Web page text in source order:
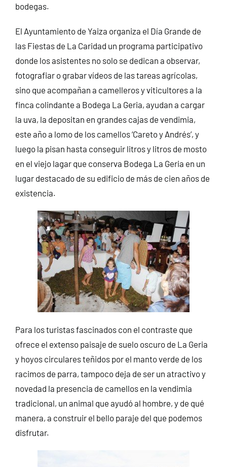
bodegas.
El Ayuntamiento de Yaiza organiza el Día Grande de
las Fiestas de La Caridad un programa participativo
donde los asistentes no solo se dedican a observar,
fotografiar o grabar vídeos de las tareas agrícolas,
sino que acompañan a camelleros y viticultores a la
finca colindante a Bodega La Geria, ayudan a cargar
la uva, la depositan en grandes cajas de vendimia,
este año a lomo de los camellos ‘Careto y Andrés’, y
luego la pisan hasta conseguir litros y litros de mosto
en el viejo lagar que conserva Bodega La Geria en un
lugar destacado de su edificio de más de cien años de
existencia.
Para los turistas fascinados con el contraste que
ofrece el extenso paisaje de suelo oscuro de La Geria
y hoyos circulares teñidos por el manto verde de los
racimos de parra, tampoco deja de ser un atractivo y
novedad la presencia de camellos en la vendimia
tradicional, un animal que ayudó al hombre, y de qué
manera, a construir el bello paraje del que podemos
disfrutar.